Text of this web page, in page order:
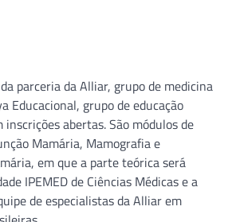
parceria da Alliar, grupo de medicina
Educacional, grupo de educação
inscrições abertas. São módulos de
Mamária, Mamografia e
em que a parte teórica será
IPEMED de Ciências Médicas e a
de especialistas da Alliar em